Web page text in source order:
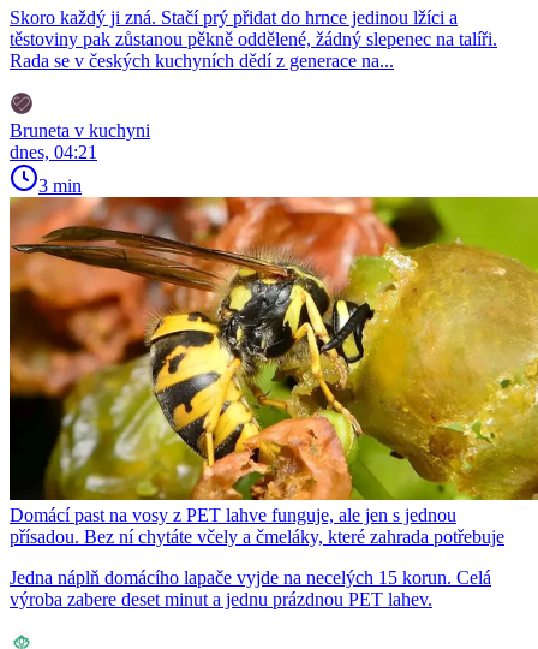
Skoro každý ji zná. Stačí prý přidat do hrnce jedinou lžíci a
těstoviny pak zůstanou pěkně oddělené, žádný slepenec na talíři.
Rada se v českých kuchyních dědí z generace na...
Bruneta v kuchyni
dnes, 04:21
3 min
Domácí past na vosy z PET lahve funguje, ale jen s jednou
přísadou. Bez ní chytáte včely a čmeláky, které zahrada potřebuje
Jedna náplň domácího lapače vyjde na necelých 15 korun. Celá
výroba zabere deset minut a jednu prázdnou PET lahev.